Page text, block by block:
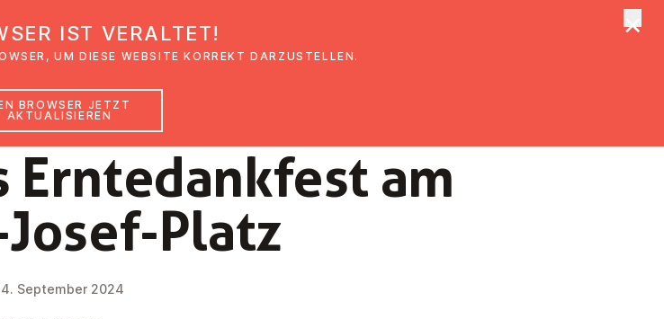
News Veranstaltungen
Ern­te­dank­fest am
Platz
NEWS
September 2024
IST VERALTET!
UM DIESE WEBSITE KORREKT DARZUSTELLEN.
BROWSER JETZT
AKTUALISIEREN
×